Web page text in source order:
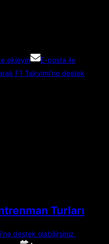
ekleyin
E-posta ile
F1 Takvimi'ne destek
Turları
destek olabilirsiniz.